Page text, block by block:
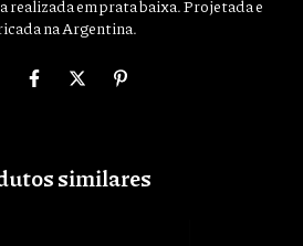
realizada em prata baixa. Projetada e
na Argentina.
similares